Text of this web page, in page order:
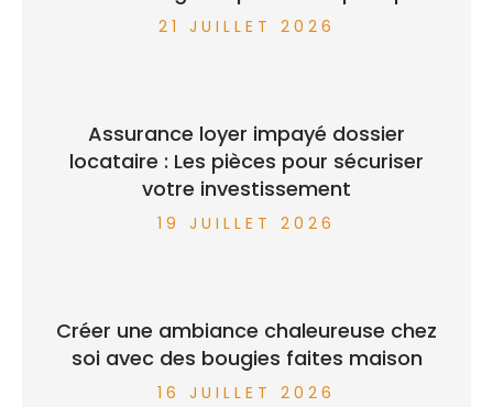
21 JUILLET 2026
Assurance loyer impayé dossier
locataire : Les pièces pour sécuriser
votre investissement
19 JUILLET 2026
Créer une ambiance chaleureuse chez
soi avec des bougies faites maison
16 JUILLET 2026